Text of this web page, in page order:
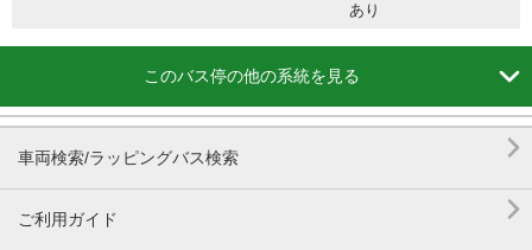
あり
このバス停の他の系統を見る 
車両検索/ラッピングバス検索 
ご利用ガイド 